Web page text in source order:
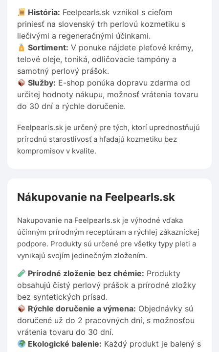
História: Feelpearls.sk vznikol s cieľom
priniesť na slovenský trh perlovú kozmetiku s
liečivými a regeneračnými účinkami.
Sortiment: V ponuke nájdete pleťové krémy,
telové oleje, toniká, odličovacie tampóny a
samotný perlový prášok.
Služby: E-shop ponúka dopravu zdarma od
určitej hodnoty nákupu, možnosť vrátenia tovaru
do 30 dní a rýchle doručenie.
Feelpearls.sk je určený pre tých, ktorí uprednostňujú
prírodnú starostlivosť a hľadajú kozmetiku bez
kompromisov v kvalite.
Nákupovanie na Feelpearls.sk
Nakupovanie na Feelpearls.sk je výhodné vďaka
účinným prírodným receptúram a rýchlej zákazníckej
podpore. Produkty sú určené pre všetky typy pleti a
vynikajú svojím jedinečným zložením.
Prírodné zloženie bez chémie: Produkty
obsahujú čistý perlový prášok a prírodné zložky
bez syntetických prísad.
Rýchle doručenie a výmena: Objednávky sú
doručené už do 2 pracovných dní, s možnosťou
vrátenia tovaru do 30 dní.
Ekologické balenie: Každý produkt je balený s